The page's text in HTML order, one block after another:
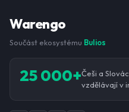
Warengo
Součást ekosystému Bulios
25 000+Češi a
vzdělávají v